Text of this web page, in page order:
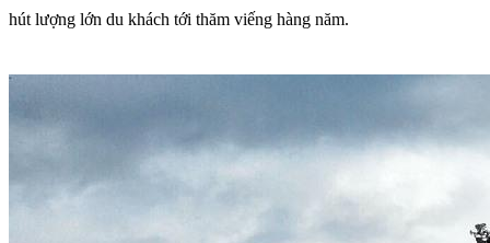
hút lượng lớn du khách tới thăm viếng hàng năm.